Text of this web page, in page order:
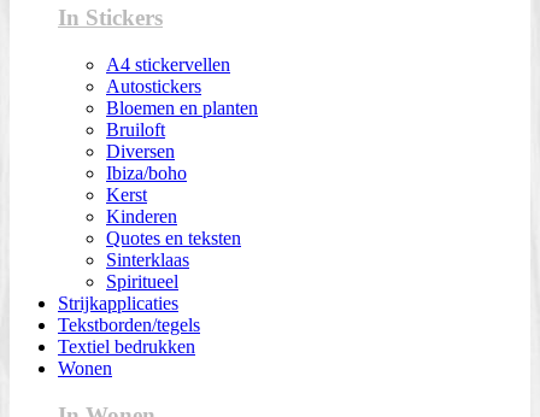
In Stickers
A4 stickervellen
Autostickers
Bloemen en planten
Bruiloft
Diversen
Ibiza/boho
Kerst
Kinderen
Quotes en teksten
Sinterklaas
Spiritueel
Strijkapplicaties
Tekstborden/tegels
Textiel bedrukken
Wonen